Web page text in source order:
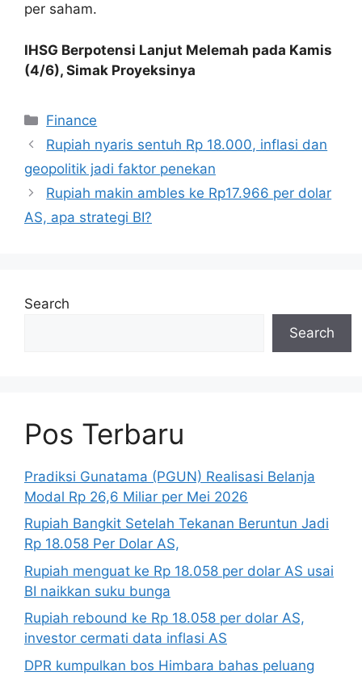
per saham.
IHSG Berpotensi Lanjut Melemah pada Kamis
(4/6), Simak Proyeksinya
Categories
Finance
Rupiah nyaris sentuh Rp 18.000, inflasi dan
geopolitik jadi faktor penekan
Rupiah makin ambles ke Rp17.966 per dolar
AS, apa strategi BI?
Search
Search
Pos Terbaru
Pradiksi Gunatama (PGUN) Realisasi Belanja
Modal Rp 26,6 Miliar per Mei 2026
Rupiah Bangkit Setelah Tekanan Beruntun Jadi
Rp 18.058 Per Dolar AS,
Rupiah menguat ke Rp 18.058 per dolar AS usai
BI naikkan suku bunga
Rupiah rebound ke Rp 18.058 per dolar AS,
investor cermati data inflasi AS
DPR kumpulkan bos Himbara bahas peluang